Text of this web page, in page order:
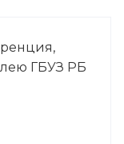
ГБУЗ РБ